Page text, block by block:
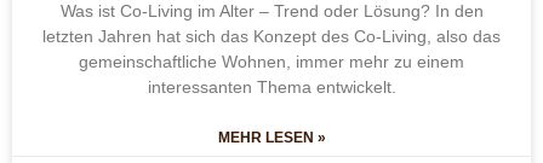
Was ist Co-Living im Alter – Trend oder Lösung? In den
letzten Jahren hat sich das Konzept des Co-Living, also das
gemeinschaftliche Wohnen, immer mehr zu einem
interessanten Thema entwickelt.
MEHR LESEN »